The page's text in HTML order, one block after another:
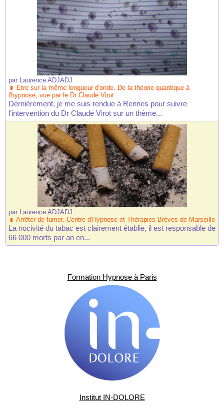
par Laurence ADJADJ
Etre sur la même longueur d'onde. De la théorie quantique à
l'hypnose, vue par le Dr Claude Virot
Dernièrement, je me suis rendue à Rennes pour suivre
l’intervention du Dr Claude Virot sur un thème...
par Laurence ADJADJ
Arrêter de fumer. Centre d'Hypnose et Thérapies Brèves de Marseille
La nocivité du tabac est clairement établie, il est responsable de
66 000 morts par an en...
Formation Hypnose à Paris
Institut IN-DOLORE